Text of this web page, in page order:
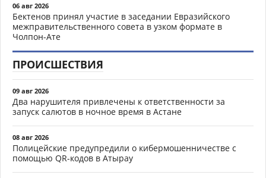
06 авг 2026
Бектенов принял участие в заседании Евразийского
межправительственного совета в узком формате в
Чолпон-Ате
ПРОИСШЕСТВИЯ
09 авг 2026
Два нарушителя привлечены к ответственности за
запуск салютов в ночное время в Астане
08 авг 2026
Полицейские предупредили о кибермошенничестве с
помощью QR-кодов в Атырау